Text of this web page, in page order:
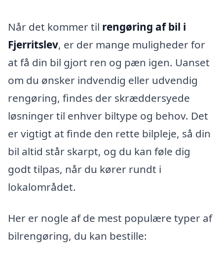
Når det kommer til rengøring af bil i
Fjerritslev, er der mange muligheder for
at få din bil gjort ren og pæn igen. Uanset
om du ønsker indvendig eller udvendig
rengøring, findes der skræddersyede
løsninger til enhver biltype og behov. Det
er vigtigt at finde den rette bilpleje, så din
bil altid står skarpt, og du kan føle dig
godt tilpas, når du kører rundt i
lokalområdet.
Her er nogle af de mest populære typer af
bilrengøring, du kan bestille: